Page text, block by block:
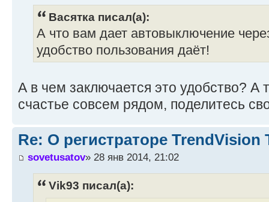
Васятка писал(а):
А что вам дает автовыключение
удобство пользования даёт!
А в чем заключается это удобство? А
счастье совсем рядом, поделитесь
Re: О регистраторе TrendVision
sovetusatov» 28 янв 2014, 21:02
Vik93 писал(а):